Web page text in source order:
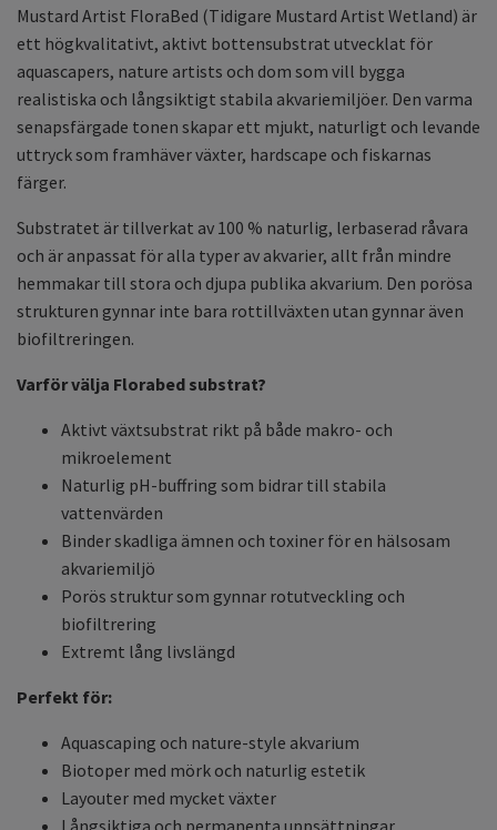
Mustard Artist FloraBed (Tidigare Mustard Artist Wetland) är
ett högkvalitativt, aktivt bottensubstrat utvecklat för
aquascapers, nature artists och dom som vill bygga
realistiska och långsiktigt stabila akvariemiljöer. Den varma
senapsfärgade tonen skapar ett mjukt, naturligt och levande
uttryck som framhäver växter, hardscape och fiskarnas
färger.
Substratet är tillverkat av 100 % naturlig, lerbaserad råvara
och är anpassat för alla typer av akvarier, allt från mindre
hemmakar till stora och djupa publika akvarium. Den porösa
strukturen gynnar inte bara rottillväxten utan gynnar även
biofiltreringen.
Varför välja Florabed substrat?
Aktivt växtsubstrat rikt på både makro- och
mikroelement
Naturlig pH-buffring som bidrar till stabila
vattenvärden
Binder skadliga ämnen och toxiner för en hälsosam
akvariemiljö
Porös struktur som gynnar rotutveckling och
biofiltrering
Extremt lång livslängd
Perfekt för:
Aquascaping och nature-style akvarium
Biotoper med mörk och naturlig estetik
Layouter med mycket växter
Långsiktiga och permanenta uppsättningar